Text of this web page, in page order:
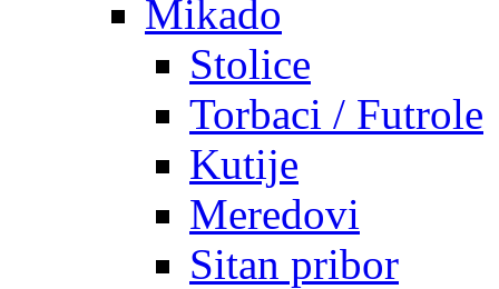
Mikado
Stolice
Torbaci / Futrole
Kutije
Meredovi
Sitan pribor